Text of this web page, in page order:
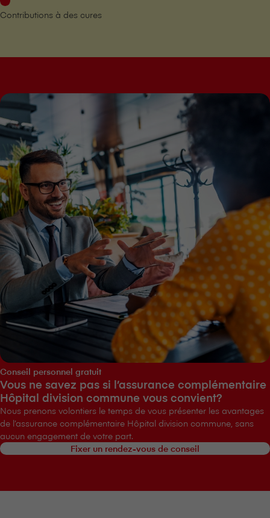
Contributions à des cures
Conseil personnel gratuit
Vous ne savez pas si l’assurance complémentaire
Hôpital division commune vous convient?
Nous prenons volontiers le temps de vous présenter les avantages
de l’assurance complémentaire Hôpital division commune, sans
aucun engagement de votre part.
Fixer un rendez-vous de conseil